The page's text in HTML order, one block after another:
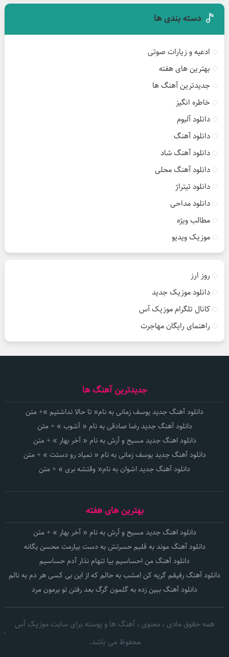
دسته بندی ها
ادعیه و زیارات صوتی
بهترین های هفته
جدیدترین آهنگ ها
خاطره انگیز
دانلود آلبوم
دانلود آهنگ
دانلود آهنگ شاد
دانلود آهنگ محلی
دانلود تیتراژ
دانلود مداحی
مطالب ویژه
موزیک ویدیو
روز ارز
دانلود موزیک جدید
کانال تلگرام موزیک آس
راهنمای رایگان مهاجرت
جدیدترین آهنگ ها
دانلود آهنگ جدید یوسف زمانی به نام« تا حالا نداشتیم »+ متن
دانلود آهنگ جدید رضا صادقی به نام « آشوب » + متن
دانلود اهنگ جدید مسیح و آرش به نام « آخر بهار » + متن
دانلود آهنگ جدید یوسف زمانی به نام « نمیاد رو دستت » + متن
دانلود آهنگ جدید اشوان به نام« وقتشه بری » + متن
بهترین های هفته
دانلود اهنگ جدید مسیح و آرش به نام « آخر بهار » + متن
دانلود آهنگ موند به قلبم حسرتش به دست بیارمت محسن یگانه
دانلود آهنگ من احساسیم بیا تنهام نذار آدم حساسیم
دانلود آهنگ رفیقم گریه کن امشب به حالم که از این بی کسی هر دم به نالم
دانلود آهنگ ببین زده به گلمون گرگ بعد رفتن تو برمون مرد
همه حقوق مادی ، معنوی ، آهنگ ها و پوسته برای سایت موزیک آس
محفوظ می باشد.